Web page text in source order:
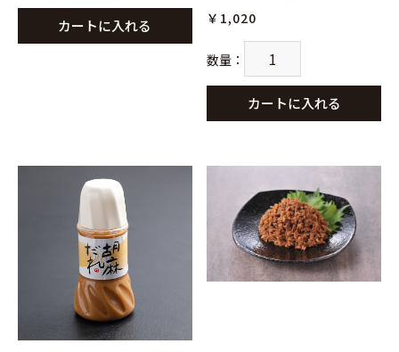
カートに入れる
￥1,020
数量 ：
カートに入れる